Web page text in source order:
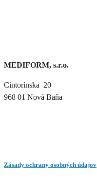
MEDIFORM, s.r.o.
Cintorínska 20
968 01 Nová Baňa
Zásady ochrany osobných údajov